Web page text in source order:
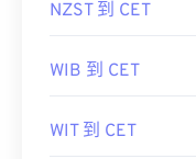
NZST 到 CET
WIB 到 CET
WIT 到 CET